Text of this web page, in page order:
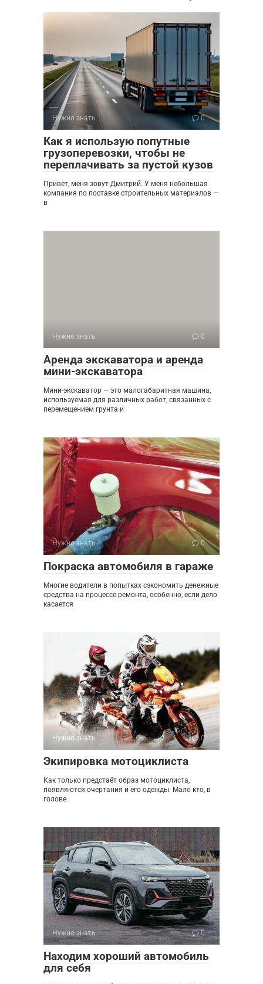
Нужно знать 0
Как я использую попутные
грузоперевозки, чтобы не
переплачивать за пустой кузов
Привет, меня зовут Дмитрий. У меня небольшая
компания по поставке строительных материалов —
в
Нужно знать 0
Аренда экскаватора и аренда
мини-экскаватора
Мини-экскаватор — это малогабаритная машина,
используемая для различных работ, связанных с
перемещением грунта и
Нужно знать 0
Покраска автомобиля в гараже
Многие водители в попытках сэкономить денежные
средства на процессе ремонта, особенно, если дело
касается
Нужно знать 0
Экипировка мотоциклиста
Как только предстаёт образ мотоциклиста,
появляются очертания и его одежды. Мало кто, в
голове
Нужно знать 0
Находим хороший автомобиль
для себя